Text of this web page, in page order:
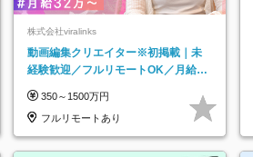
株式会社viralinks
動画編集クリエイター※初掲載｜未
経験歓迎／フルリモートOK／月給32
350～1500万円
フルリモートあり